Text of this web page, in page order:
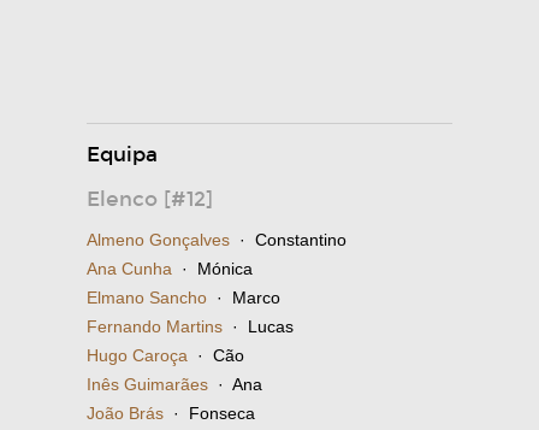
Equipa
Elenco [#12]
Almeno Gonçalves · Constantino
Ana Cunha · Mónica
Elmano Sancho · Marco
Fernando Martins · Lucas
Hugo Caroça · Cão
Inês Guimarães · Ana
João Brás · Fonseca